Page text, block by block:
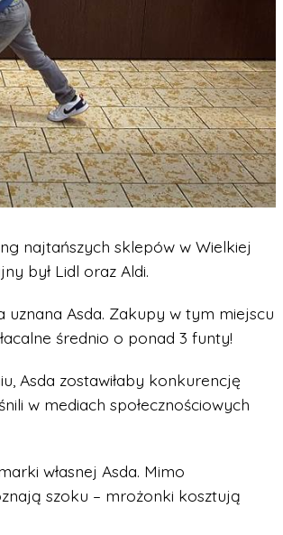
najtańszych sklepów w Wielkiej
był Lidl oraz Aldi.
Asda. Zakupy w tym miejscu
średnio o ponad 3 funty!
Asda zostawiłaby konkurencję
w mediach społecznościowych
własnej Asda. Mimo
szoku – mrożonki kosztują